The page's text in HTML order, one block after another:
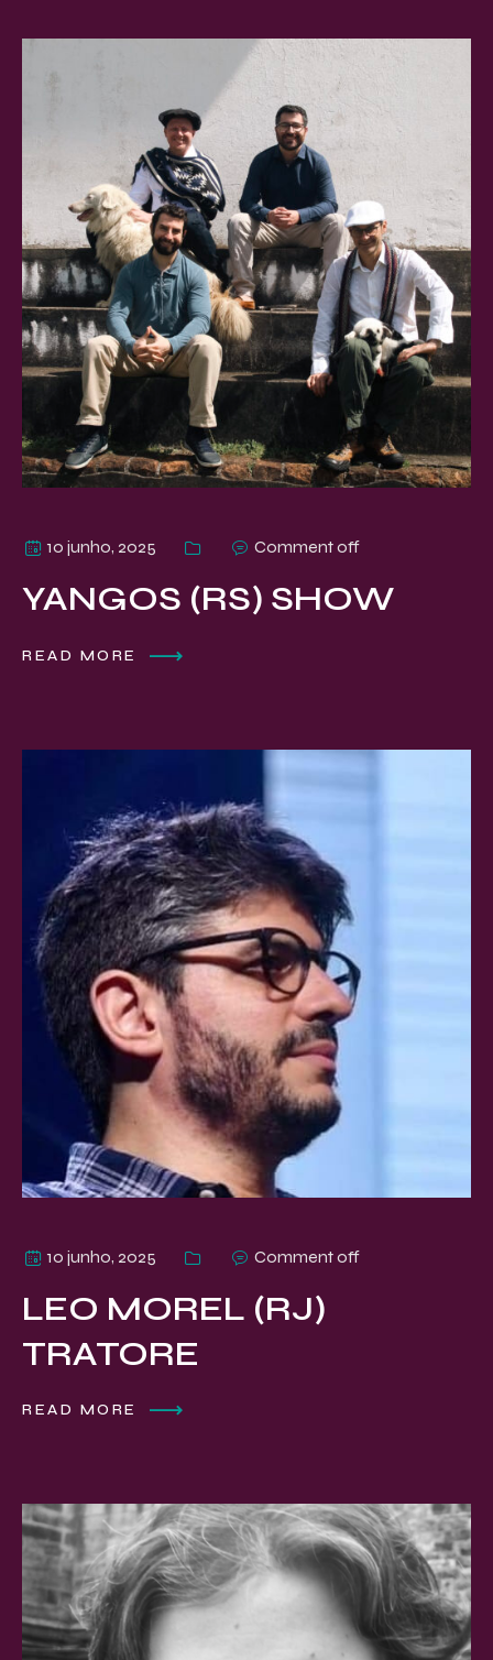
10 junho, 2025 Comment off
YANGOS (RS) SHOW
READ MORE
10 junho, 2025 Comment off
LEO MOREL (RJ)
TRATORE
READ MORE